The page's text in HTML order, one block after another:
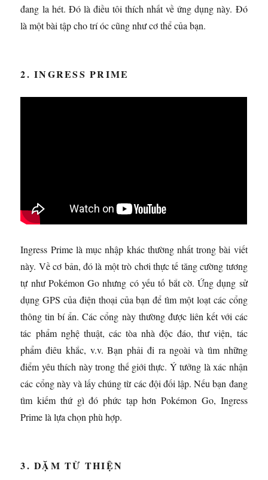
đang la hét. Đó là điều tôi thích nhất về ứng dụng này. Đó
là một bài tập cho trí óc cũng như cơ thể của bạn.
2. INGRESS PRIME
Ingress Prime là mục nhập khác thường nhất trong bài viết
này. Về cơ bản, đó là một trò chơi thực tế tăng cường tương
tự như Pokémon Go nhưng có yếu tố bắt cờ. Ứng dụng sử
dụng GPS của điện thoại của bạn để tìm một loạt các cổng
thông tin bí ẩn. Các cổng này thường được liên kết với các
tác phẩm nghệ thuật, các tòa nhà độc đáo, thư viện, tác
phẩm điêu khắc, v.v. Bạn phải đi ra ngoài và tìm những
điểm yêu thích này trong thế giới thực. Ý tưởng là xác nhận
các cổng này và lấy chúng từ các đội đối lập. Nếu bạn đang
tìm kiếm thứ gì đó phức tạp hơn Pokémon Go, Ingress
Prime là lựa chọn phù hợp.
3. DẶM TỪ THIỆN